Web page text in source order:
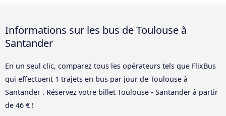
Informations sur les bus de Toulouse à
Santander
En un seul clic, comparez tous les opérateurs tels que FlixBus
qui effectuent 1 trajets en bus par jour de Toulouse à
Santander . Réservez votre billet Toulouse - Santander à partir
de 46 € !